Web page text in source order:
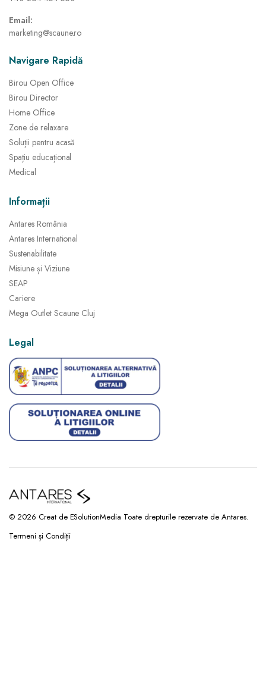
Email:
marketing@scaune.ro
Navigare Rapidă
Birou Open Office
Birou Director
Home Office
Zone de relaxare
Soluții pentru acasă
Spațiu educațional
Medical
Informații
Antares România
Antares International
Sustenabilitate
Misiune și Viziune
SEAP
Cariere
Mega Outlet Scaune Cluj
Legal
© 2026 Creat de ESolutionMedia Toate drepturile rezervate de Antares.
Termeni și Condiții